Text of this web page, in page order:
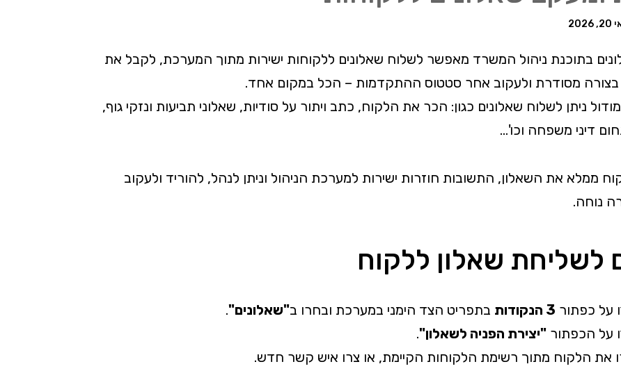
בתוכנת ניהול המשרד מאפשר לשלוח שאלונים ללקוחות ישירות מתוך המערכת, לקבל את
בצורה מסודרת ולעקוב אחר סטטוס ההתקדמות – הכל במקום אחד.
ניתן לשלוח שאלונים כגון: הכר את הלקוח, כתב ויתור על סודיות, שאלוני תביעות ונזקי גוף,
דיני משפחה וכו'…
ממלא את השאלון, התשובות חוזרות ישירות למערכת הניהול וניתן לנהל, להוריד ולעקוב
נוחה.
לשליחת שאלון ללקוח
על כפתור 3 הנקודות בתפריט הצד הימני במערכת ובחרו ב"שאלונים".
על הכפתור "יצירת הפניה לשאלון".
את הלקוח מתוך רשימת הלקוחות הקיימת, או צרו איש קשר חדש.